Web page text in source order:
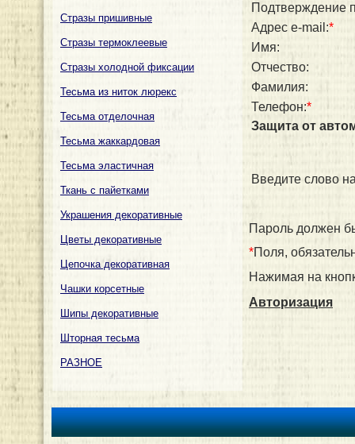
Стразы пришивные
Стразы термоклеевые
Стразы холодной фиксации
Тесьма из ниток люрекс
Тесьма отделочная
Тесьма жаккардовая
Тесьма эластичная
Ткань с пайетками
Украшения декоративные
Цветы декоративные
Цепочка декоративная
Чашки корсетные
Шипы декоративные
Шторная тесьма
РАЗНОЕ
Подтверждение
Адрес e-mail:*
Имя:
Отчество:
Фамилия:
Телефон:*
Защита от
Введите слово
Пароль должен
*Поля,
Нажимая на
Авторизация